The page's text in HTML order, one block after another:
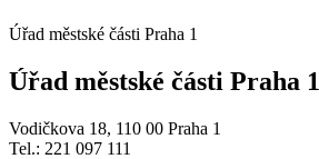
Úřad městské části Praha 1
Úřad městské části Praha 1
Vodičkova 18, 110 00 Praha 1
Tel.: 221 097 111